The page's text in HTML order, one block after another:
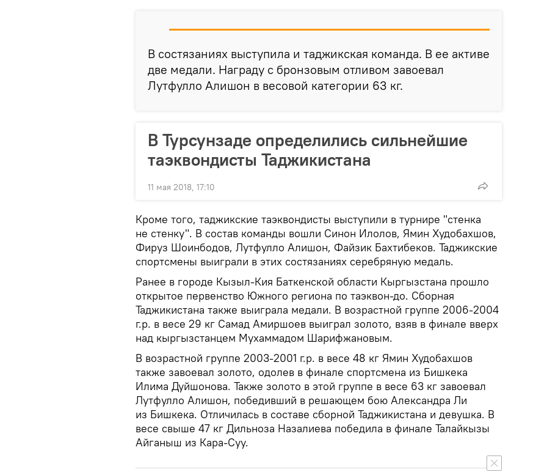
В состязаниях выступила и таджикская команда. В ее активе
две медали. Награду с бронзовым отливом завоевал
Лутфулло Алишон в весовой категории 63 кг.
В Турсунзаде определились сильнейшие
таэквондисты Таджикистана
11 мая 2018, 17:10
Кроме того, таджикские таэквондисты выступили в турнире "стенка
не стенку". В состав команды вошли Синон Илолов, Ямин Худобахшов,
Фируз Шоинбодов, Лутфулло Алишон, Файзик Бахтибеков. Таджикские
спортсмены выиграли в этих состязаниях серебряную медаль.
Ранее в городе Кызыл-Кия Баткенской области Кыргызстана прошло
открытое первенство Южного региона по таэквон-до. Сборная
Таджикистана также выиграла медали. В возрастной группе 2006-2004
г.р. в весе 29 кг Самад Амиршоев выиграл золото, взяв в финале вверх
над кыргызстанцем Мухаммадом Шарифжановым.
В возрастной группе 2003-2001 г.р. в весе 48 кг Ямин Худобахшов
также завоевал золото, одолев в финале спортсмена из Бишкека
Илима Дуйшонова. Также золото в этой группе в весе 63 кг завоевал
Лутфулло Алишон, победивший в решающем бою Александра Ли
из Бишкека. Отличилась в составе сборной Таджикистана и девушка. В
весе свыше 47 кг Дильноза Назалиева победила в финале Талайкызы
Айганыш из Кара-Суу.